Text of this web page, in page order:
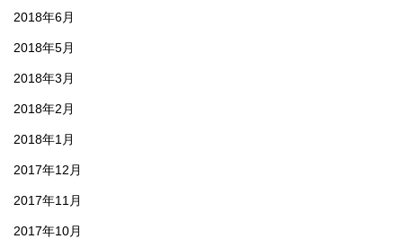
2018年6月
2018年5月
2018年3月
2018年2月
2018年1月
2017年12月
2017年11月
2017年10月